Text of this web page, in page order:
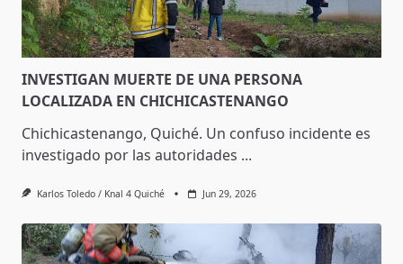
INVESTIGAN MUERTE DE UNA PERSONA
LOCALIZADA EN CHICHICASTENANGO
Chichicastenango, Quiché. Un confuso incidente es
investigado por las autoridades ...
Karlos Toledo / Knal 4 Quiché Jun 29, 2026